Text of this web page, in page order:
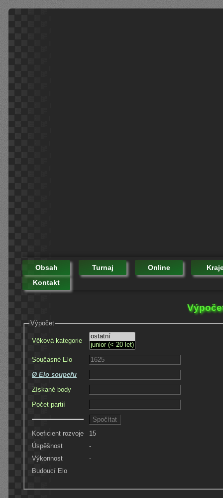
Obsah Turnaj Online
Kontakt
Výpočet
Věková kategorie
Současné Elo
Ø Elo soupeřu
Získané body
Počet partií
Koeficient rozvoje
15
Úspěšnost
-
Výkonnost
-
Budoucí Elo